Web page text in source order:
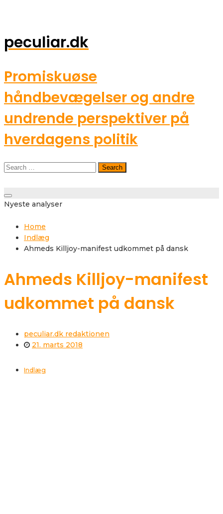
peculiar.dk
Promiskuøse
håndbevægelser og andre
undrende perspektiver på
hverdagens politik
Search
Toggle
navigation
Nyeste analyser
Home
Indlæg
Ahmeds Killjoy-manifest udkommet på dansk
Ahmeds Killjoy-manifest
udkommet på dansk
peculiar.dk redaktionen
21. marts 2018
Indlæg